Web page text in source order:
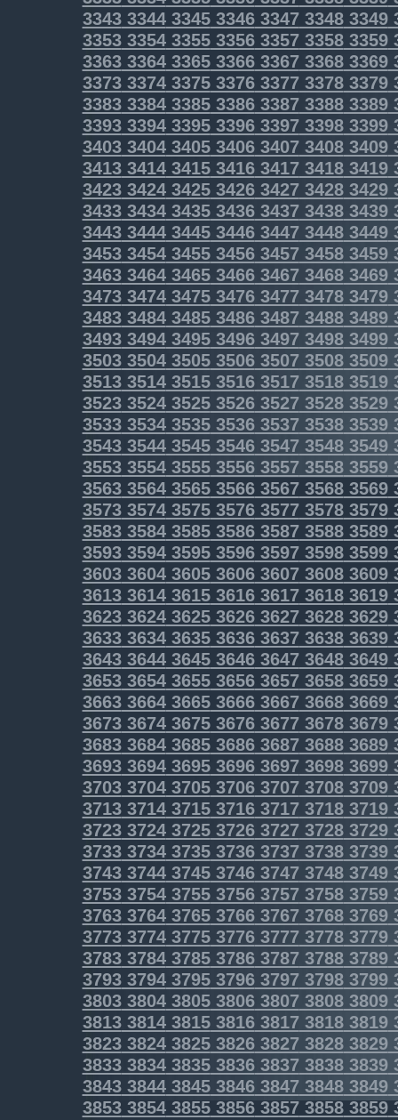
3343334433453346334733483349
3353335433553356335733583359
3363336433653366336733683369
3373337433753376337733783379
3383338433853386338733883389
3393339433953396339733983399
3403340434053406340734083409
3413341434153416341734183419
3423342434253426342734283429
3433343434353436343734383439
34433444344534463447 34483449
34533454345534563457 34583459
3463346434653466346734683469
34733474347534763477 34783479
34833484348534863487 34883489
34933494349534963497 34983499
35033504350535063507 35083509
35133514351535163517 35183519
35233524352535263527 35283529
35333534353535363537 35383539
35433544354535463547 35483549
35533554355535563557 35583559
3563356435653566356735683569
3573357435753576357735783579
3583358435853586358735883589
3593359435953596359735983599
3603360436053606360736083609
3613361436153616361736183619
3623362436253626362736283629
3633363436353636363736383639
3643364436453646364736483649
3653365436553656365736583659
3663366436653666366736683669
3673367436753676367736783679
3683368436853686368736883689
3693369436953696369736983699
3703370437053706370737083709
3713371437153716371737183719
37233724372537263727 37283729
37333734373537363737 37383739
37433744374537463747 37483749
37533754375537563757 37583759
37633764376537663767 37683769
3773377437753776377737783779
37833784378537863787 37883789
37933794379537963797 37983799
38033804380538063807 38083809
38133814381538163817 38183819
38233824382538263827 38283829
38333834383538363837 38383839
38433844384538463847 38483849
3853385438553856385738583859